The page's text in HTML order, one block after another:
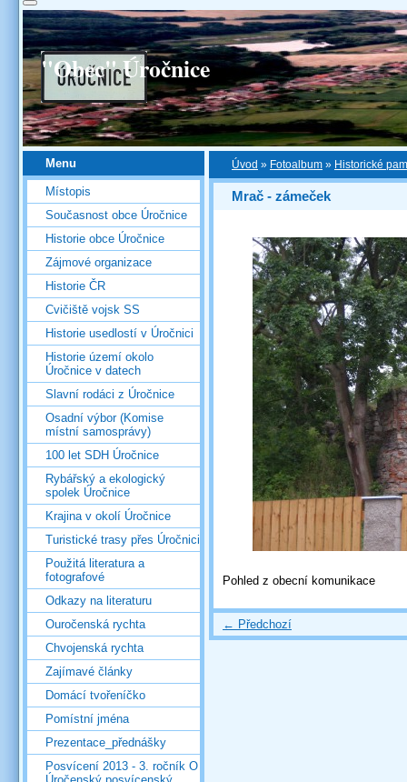
"Obec" Úročnice
Úvod » Fotoalbum » Historické
Mrač - zámeček
Pohled z obecní komunikace
← Předchozí
Menu
Místopis
Současnost obce Úročnice
Historie obce Úročnice
Zájmové organizace
Historie ČR
Cvičiště vojsk SS
Historie usedlostí v Úročnici
Historie území okolo
Úročnice v datech
Slavní rodáci z Úročnice
Osadní výbor (Komise
místní samosprávy)
100 let SDH Úročnice
Rybářský a ekologický
spolek Úročnice
Krajina v okolí Úročnice
Turistické trasy přes Úročnici
Použitá literatura a
fotografové
Odkazy na literaturu
Ouročenská rychta
Chvojenská rychta
Zajímavé články
Domácí tvořeníčko
Pomístní jména
Prezentace_přednášky
Posvícení 2013 - 3. ročník O